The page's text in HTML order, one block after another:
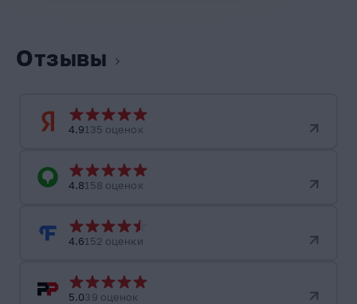
Отзывы
4.9135 оценок
4.8158 оценок
4.6152 оценки
5.039 оценок